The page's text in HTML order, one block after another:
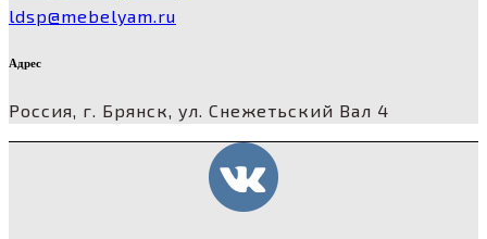
ldsp@mebelyam.ru
Адрес
Россия, г. Брянск, ул. Снежетьский Вал 4